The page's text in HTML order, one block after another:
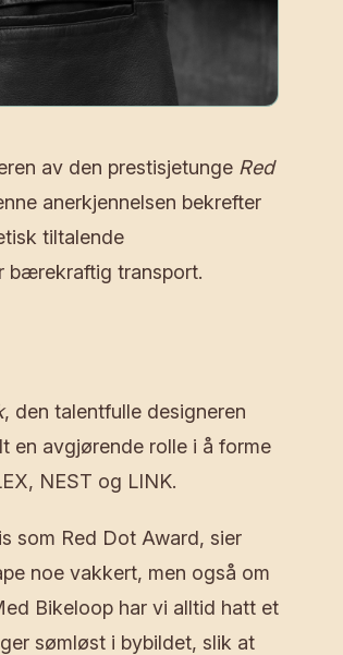
av den prestisjetunge Red
anerkjennelsen bekrefter
tiltalende
bærekraftig transport.
, den talentfulle designeren
en avgjørende rolle i å forme
NEST og LINK.
som Red Dot Award, sier
noe vakkert, men også om
Bikeloop har vi alltid hatt et
sømløst i bybildet, slik at